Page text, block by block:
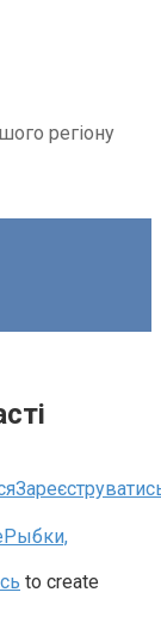
регіону
Рыбки,
to create